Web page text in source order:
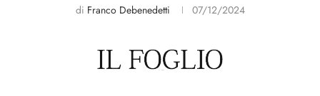
di Franco Debenedetti 07/12/2024